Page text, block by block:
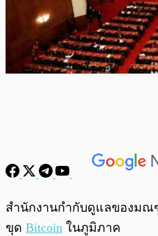
พร้อมเล่น
สำนักงานกำกับดูแลของมณ
ขุด Bitcoin ในภูมิภาค